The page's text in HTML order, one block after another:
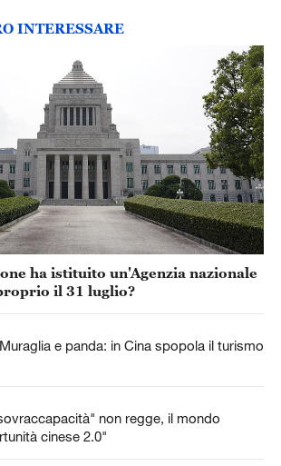
INTERESSARE
ha istituito un'Agenzia nazionale
il 31 luglio?
e panda: in Cina spopola il turismo
non regge, il mondo
cinese 2.0"